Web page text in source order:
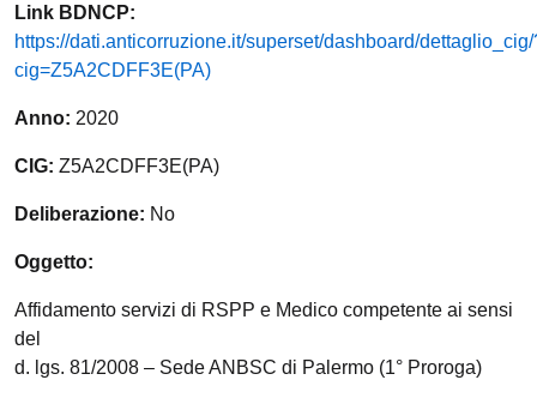
Link BDNCP:
https://dati.anticorruzione.it/superset/dashboard/dettaglio_cig/
cig=Z5A2CDFF3E(PA)
Anno: 2020
CIG: Z5A2CDFF3E(PA)
Deliberazione: No
Oggetto:
Affidamento servizi di RSPP e Medico competente ai sensi
del
d. lgs. 81/2008 – Sede ANBSC di Palermo (1° Proroga)